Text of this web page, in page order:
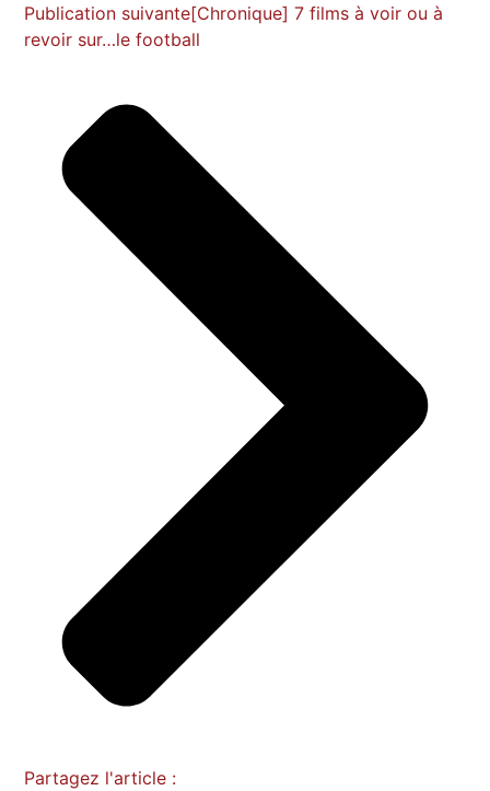
Publication suivante[Chronique] 7 films à voir ou à
revoir sur…le football
Partagez l'article :